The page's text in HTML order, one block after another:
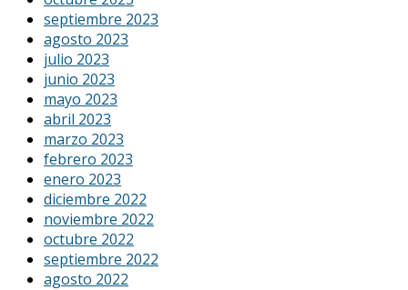
septiembre 2023
agosto 2023
julio 2023
junio 2023
mayo 2023
abril 2023
marzo 2023
febrero 2023
enero 2023
diciembre 2022
noviembre 2022
octubre 2022
septiembre 2022
agosto 2022